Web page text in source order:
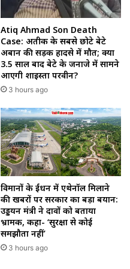
Atiq Ahmad Son Death
Case: अतीक के सबसे छोटे बेटे
अबान की सड़क हादसे में मौत; क्या
3.5 साल बाद बेटे के जनाजे में सामने
आएगी शाइस्ता परवीन?
3 hours ago
विमानों के ईंधन में एथेनॉल मिलाने
की खबरों पर सरकार का बड़ा बयान:
उड्डयन मंत्री ने दावों को बताया
भ्रामक, कहा- ‘सुरक्षा से कोई
समझौता नहीं’
3 hours ago